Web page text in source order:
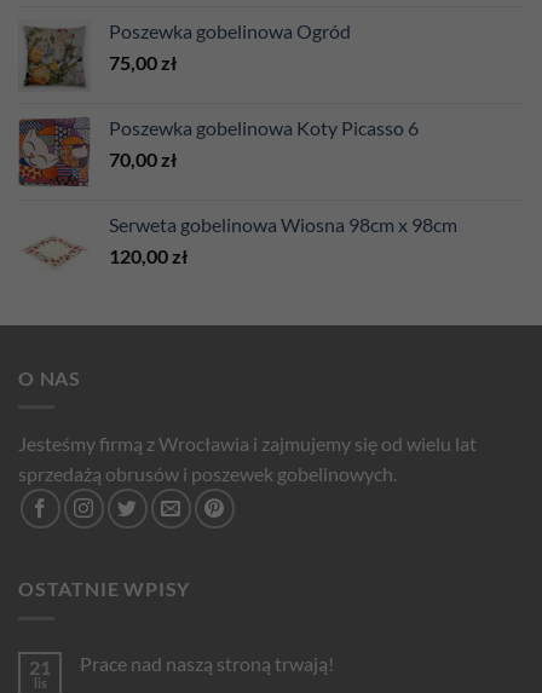
Poszewka gobelinowa Ogród
75,00 zł
Poszewka gobelinowa Koty Picasso 6
70,00 zł
Serweta gobelinowa Wiosna 98cm x 98cm
120,00 zł
O NAS
Jesteśmy firmą z Wrocławia i zajmujemy się od wielu lat
sprzedażą obrusów i poszewek gobelinowych.
OSTATNIE WPISY
21
lis
Prace nad naszą stroną trwają!